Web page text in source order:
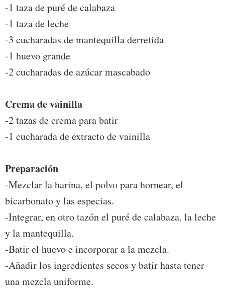
-1 taza de puré de calabaza
-1 taza de leche
-3 cucharadas de mantequilla derretida
-1 huevo grande
-2 cucharadas de azúcar mascabado
Crema de vainilla
-2 tazas de crema para batir
-1 cucharada de extracto de vainilla
Preparación
-Mezclar la harina, el polvo para hornear, el
bicarbonato y las especias.
-Integrar, en otro tazón el puré de calabaza, la leche
y la mantequilla.
-Batir el huevo e incorporar a la mezcla.
-Añadir los ingredientes secos y batir hasta tener
una mezcla uniforme.